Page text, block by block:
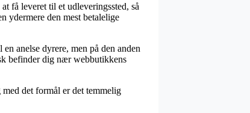
få leveret til et udleveringssted, så
ydermere den mest betalelige
anelse dyrere, men på den anden
befinder dig nær webbutikkens
det formål er det temmelig